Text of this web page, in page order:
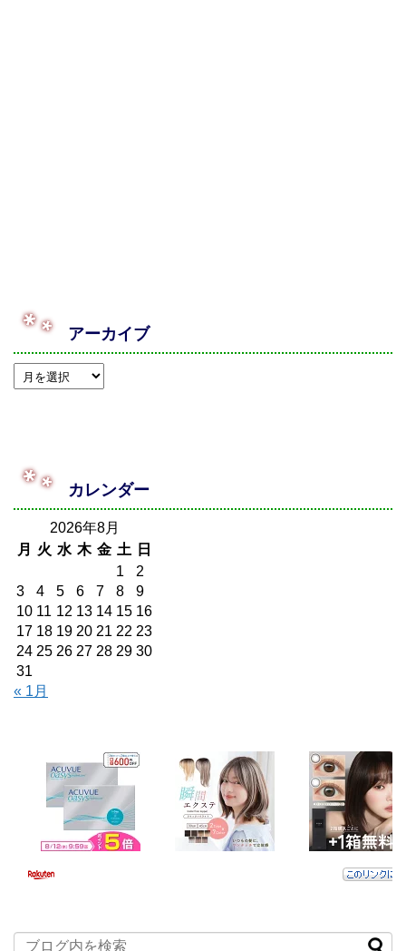
アーカイブ
カレンダー
2026年8月
月
火 水 木 金 土
日
1
2
3
4 5 6 7 8
9
10 11 12 13 14 15 16
17 18 19 20 21 22 23
24 25 26 27 28 29 30
31
« 1月